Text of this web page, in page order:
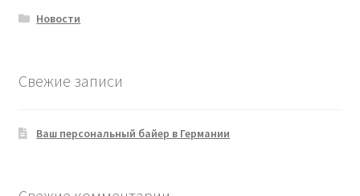
Новости
Свежие записи
Ваш персональный байер в Германии